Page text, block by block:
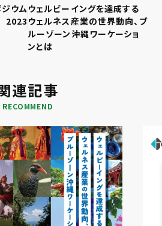
ウム
2023
ウェルビーイングを達成する
ウェルネス産業の世界動向、ブ
ルーゾーン沖縄ワーケーショ
ンとは
連記事
RECOMMEND